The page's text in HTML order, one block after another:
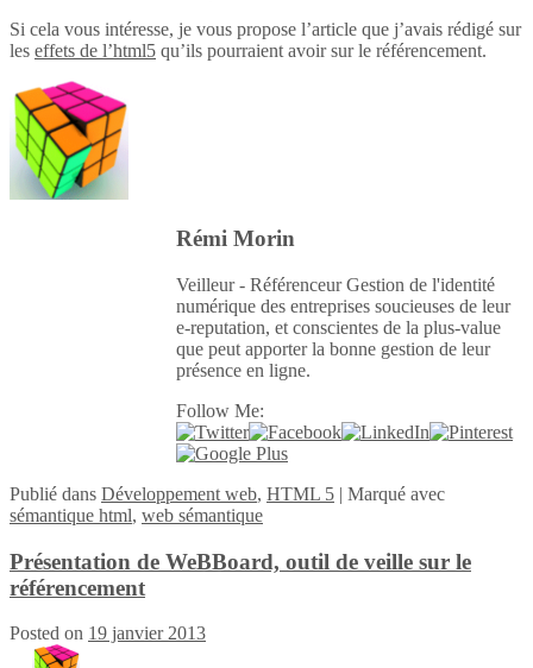
Si cela vous intéresse, je vous propose l’article que j’avais rédigé sur
les effets de l’html5 qu’ils pourraient avoir sur le référencement.
Rémi Morin
Veilleur - Référenceur Gestion de l'identité
numérique des entreprises soucieuses de leur
e-reputation, et conscientes de la plus-value
que peut apporter la bonne gestion de leur
présence en ligne.
Follow Me:
Publié dans Développement web, HTML 5 | Marqué avec
sémantique html, web sémantique
Présentation de WeBBoard, outil de veille sur le
référencement
Posted on 19 janvier 2013